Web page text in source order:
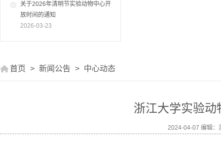
关于2026年清明节实验动物中心开
放时间的通知
2026-03-23
首页 > 新闻公告 > 中心动态
浙江大学实验
2024-04-07 编辑：